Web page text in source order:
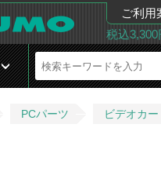
ご利用
税込3,300
PCパーツ ビデオカー